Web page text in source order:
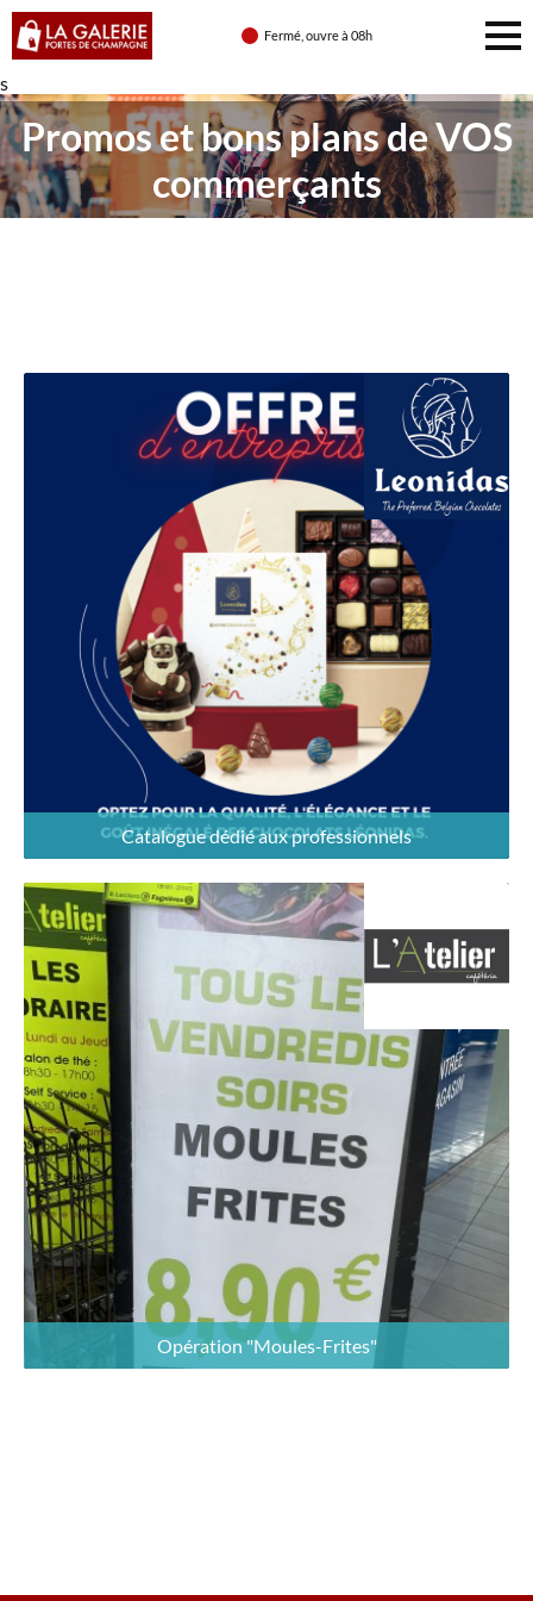
Fermé, ouvre à 08h
s
Promos et bons plans de VOS
commerçants
Catalogue dédié aux professionnels
Opération "Moules-Frites"